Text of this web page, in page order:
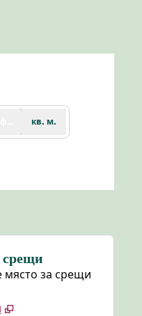
кв. м.
срещи
място за срещи